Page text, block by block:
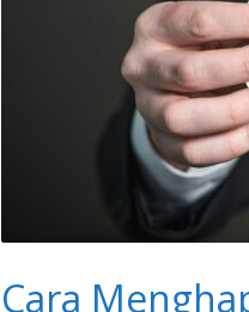
Cara